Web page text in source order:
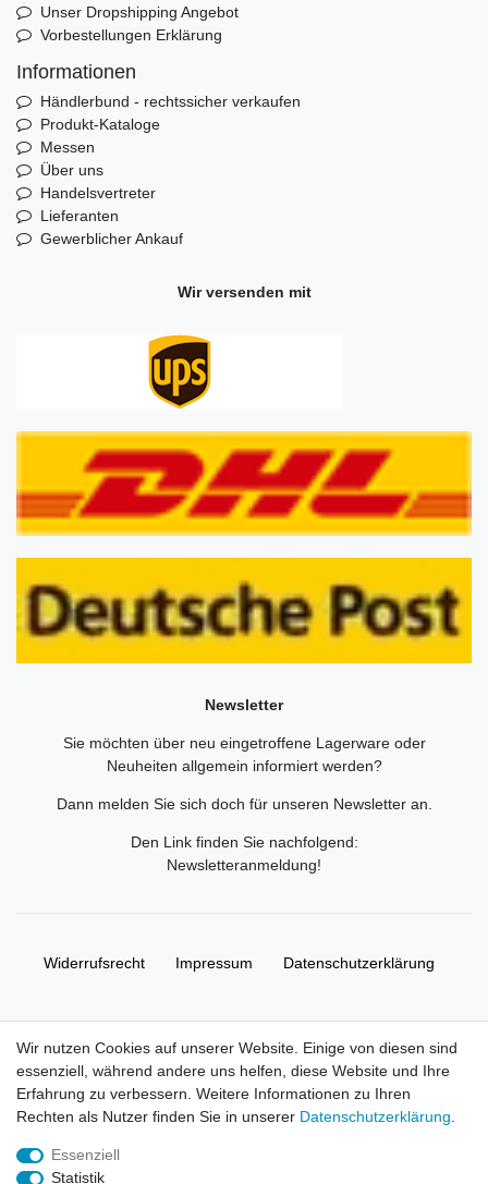
Unser Dropshipping Angebot
Vorbestellungen Erklärung
Informationen
Händlerbund - rechtssicher verkaufen
Produkt-Kataloge
Messen
Über uns
Handelsvertreter
Lieferanten
Gewerblicher Ankauf
Wir versenden mit
Newsletter
Sie möchten über neu eingetroffene Lagerware oder
Neuheiten allgemein informiert werden?
Dann melden Sie sich doch für unseren Newsletter an.
Den Link finden Sie nachfolgend:
Newsletteranmeldung!
Widerrufs­recht Impressum Daten­schutz­erklärung
© Copyright 2026 | Alle Rechte vorbehalten. HL-
Handelsgesellschaft mbH.
Alle Markennamen, Warenzeichen sowie sämtliche Produktbilder
Wir nutzen Cookies auf unserer Website. Einige von diesen sind
essenziell, während andere uns helfen, diese Website und Ihre
Erfahrung zu verbessern. Weitere Informationen zu Ihren
Rechten als Nutzer finden Sie in unserer Daten­schutz­erklärung
Essenziell
Statistik